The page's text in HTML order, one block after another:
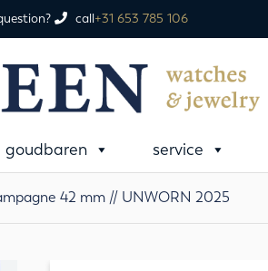
call+31 653 785 106
goudbaren service
42 mm // UNWORN 2025